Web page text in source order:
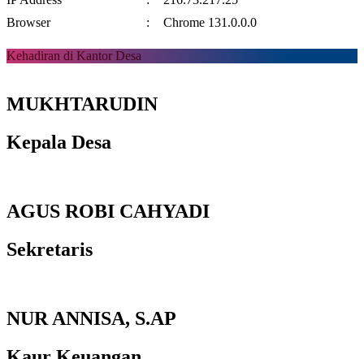
Browser
: Chrome 131.0.0.0
Kehadiran di Kantor Desa
MUKHTARUDIN
Kepala Desa
AGUS ROBI CAHYADI
Sekretaris
NUR ANNISA, S.AP